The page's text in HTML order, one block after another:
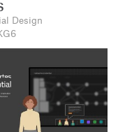
Design